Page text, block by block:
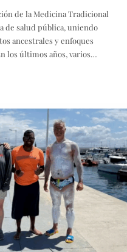
de la Medicina Tradicional
de salud pública, uniendo
ancestrales y enfoques
los últimos años, varios…